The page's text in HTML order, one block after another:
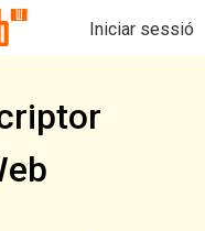
Iniciar sessió